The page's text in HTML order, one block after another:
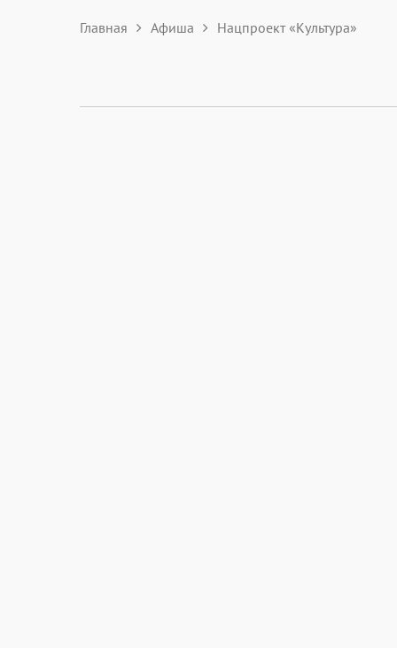
Главная Афиша Нацпроект «Культура»